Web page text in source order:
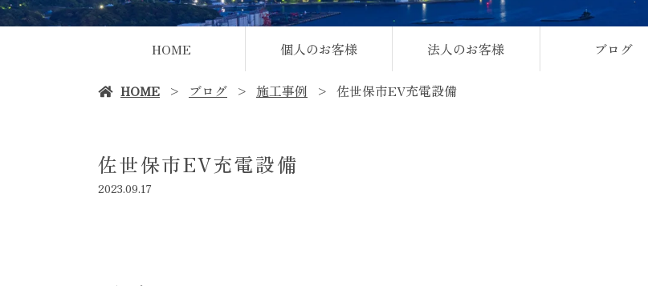
HOME 個人のお客様 法人のお客様 ブログ
HOME ブログ 施工事例 佐世保市EV充電設備
佐世保市EV充電設備
2023.09.17